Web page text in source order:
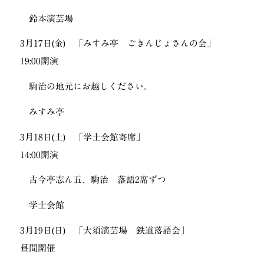
鈴本演芸場
3月17日(金) 「みすみ亭 ごきんじょさんの会」
19:00開演
駒治の地元にお越しください。
みすみ亭
3月18日(土) 「学士会館寄席」
14:00開演
古今亭志ん五、駒治 落語2席ずつ
学士会館
3月19日(日) 「大須演芸場 鉄道落語会」
昼間開催